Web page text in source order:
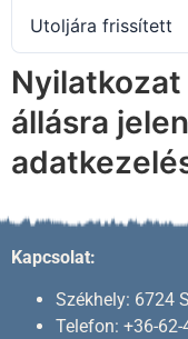
Utoljára frissített
állásra
Kapcsolat:
Székhely: 6724
Telefon: +36-